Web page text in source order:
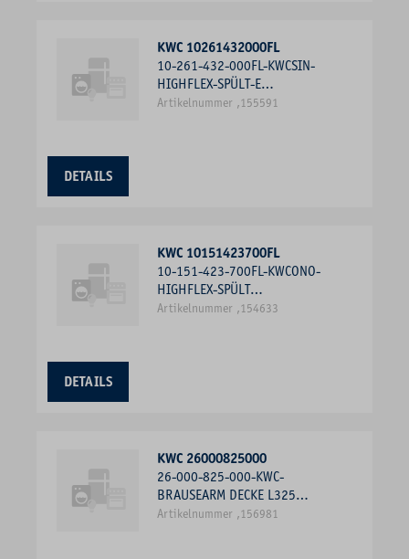
KWC 10261432000FL
10-261-432-000FL-KWCSIN-
HIGHFLEX-SPÜLT-E
SEITENBEDIENUNG,
Artikelnummer ,155591
DETAILS
KWC 10151423700FL
10-151-423-700FL-KWCONO-
HIGHFLEX-SPÜLT
SEITENBEDIENUNG,
Artikelnummer ,154633
DETAILS
KWC 26000825000
26-000-825-000-KWC-
BRAUSEARM DECKE L325
ROSETTE ECKIG AB 1/2012,
Artikelnummer ,156981